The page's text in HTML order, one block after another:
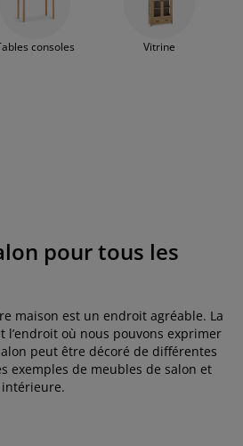
consoles Vitrine
pour tous les
maison est un endroit agréable. La
l’endroit où nous pouvons exprimer
peut être décoré de différentes
exemples de meubles de salon et
intérieure.